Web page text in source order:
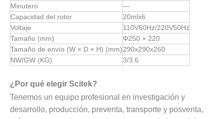
Minutero
—
Capacidad del rotor
20mlx6
Voltaje
110V60Hz/220V50Hz
Tamaño (mm)
Φ250 × 220
Tamaño de envío (W × D × H) (mm)290x290x260
NW/GW (KG)
3/3.6
¿Por qué elegir Scitek?
Tenemos un equipo profesional en investigación y
desarrollo, producción, preventa, transporte y posventa,